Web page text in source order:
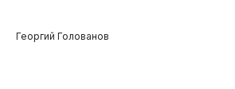
Георгий Голованов